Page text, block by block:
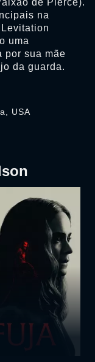
USA
de Pierce).
na
uma
por sua mãe
da guarda.